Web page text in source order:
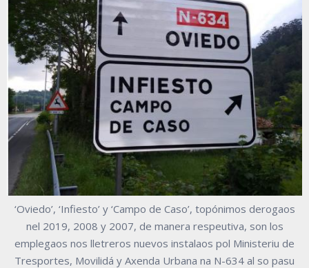
‘Oviedo’, ‘Infiesto’ y ‘Campo de Caso’, topónimos derogaos
nel 2019, 2008 y 2007, de manera respeutiva, son los
emplegaos nos lletreros nuevos instalaos pol Ministeriu de
Tresportes, Movilidá y Axenda Urbana na N-634 al so pasu